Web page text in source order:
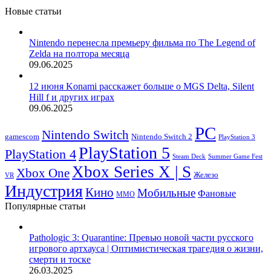
Новые статьи
Nintendo перенесла премьеру фильма по The Legend of
Zelda на полтора месяца
09.06.2025
12 июня Konami расскажет больше о MGS Delta, Silent
Hill f и других играх
09.06.2025
gamescom Nintendo Switch Nintendo Switch 2 PC PlayStation 3
PlayStation 4PlayStation 5 Steam Deck Summer Game Fest
VR Xbox OneXbox Series X | S Железо
ИндустрияКино ММО Мобильные Фановые
Популярные статьи
Pathologic 3: Quarantine: Превью новой части русского
игрового артхауса | Оптимистическая трагедия о жизни,
смерти и тоске
26.03.2025